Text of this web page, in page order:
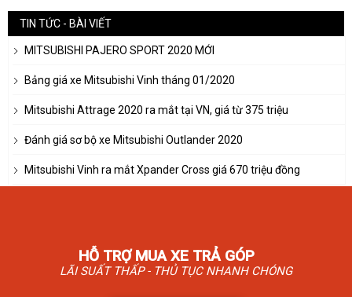
TIN TỨC - BÀI VIẾT
MITSUBISHI PAJERO SPORT 2020 MỚI
Bảng giá xe Mitsubishi Vinh tháng 01/2020
Mitsubishi Attrage 2020 ra mắt tại VN, giá từ 375 triệu
Đánh giá sơ bộ xe Mitsubishi Outlander 2020
Mitsubishi Vinh ra mắt Xpander Cross giá 670 triệu đồng
HỖ TRỢ MUA XE TRẢ GÓP
LÃI SUẤT THẤP - THỦ TỤC NHANH CHÓNG